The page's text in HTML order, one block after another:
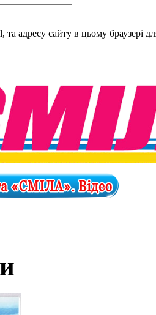
та адресу сайту в цьому браузері